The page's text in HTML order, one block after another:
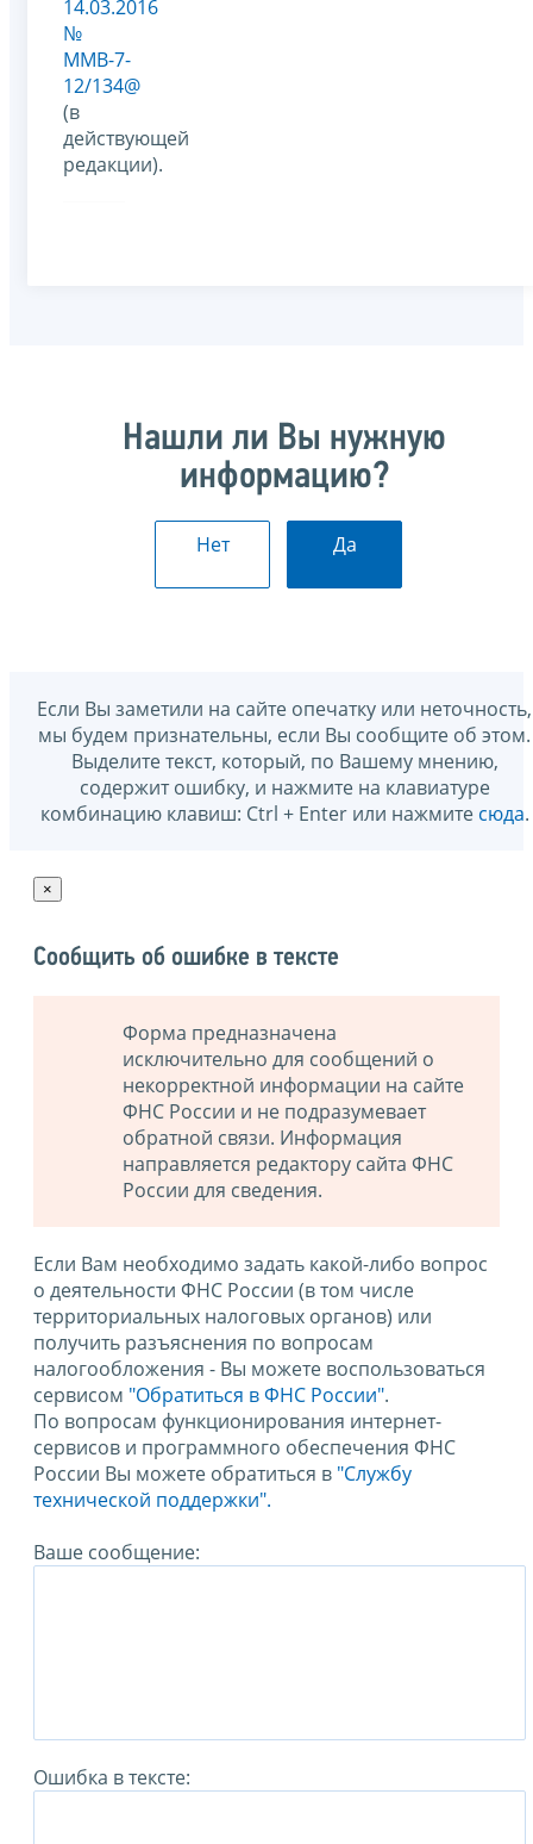
14.03.2016
№
ММВ-7-
12/134@
(в
действующей
редакции).
Нашли ли Вы нужную
информацию?
Нет Да
Если Вы заметили на сайте опечатку или неточность,
мы будем признательны, если Вы сообщите об этом.
Выделите текст, который, по Вашему мнению,
содержит ошибку, и нажмите на клавиатуре
комбинацию клавиш: Ctrl + Enter или нажмите сюда.
×
Сообщить об ошибке в тексте
Форма предназначена
исключительно для сообщений о
некорректной информации на сайте
ФНС России и не подразумевает
обратной связи. Информация
направляется редактору сайта ФНС
России для сведения.
Если Вам необходимо задать какой-либо вопрос
о деятельности ФНС России (в том числе
территориальных налоговых органов) или
получить разъяснения по вопросам
налогообложения - Вы можете воспользоваться
сервисом "Обратиться в ФНС России".
По вопросам функционирования интернет-
сервисов и программного обеспечения ФНС
России Вы можете обратиться в "Службу
технической поддержки".
Ваше сообщение:
Ошибка в тексте: